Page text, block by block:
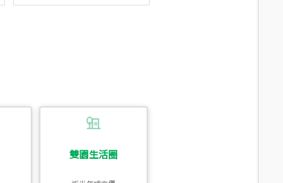
雙園生活圈